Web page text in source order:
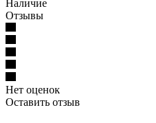
Наличие
Отзывы
Нет оценок
Оставить отзыв